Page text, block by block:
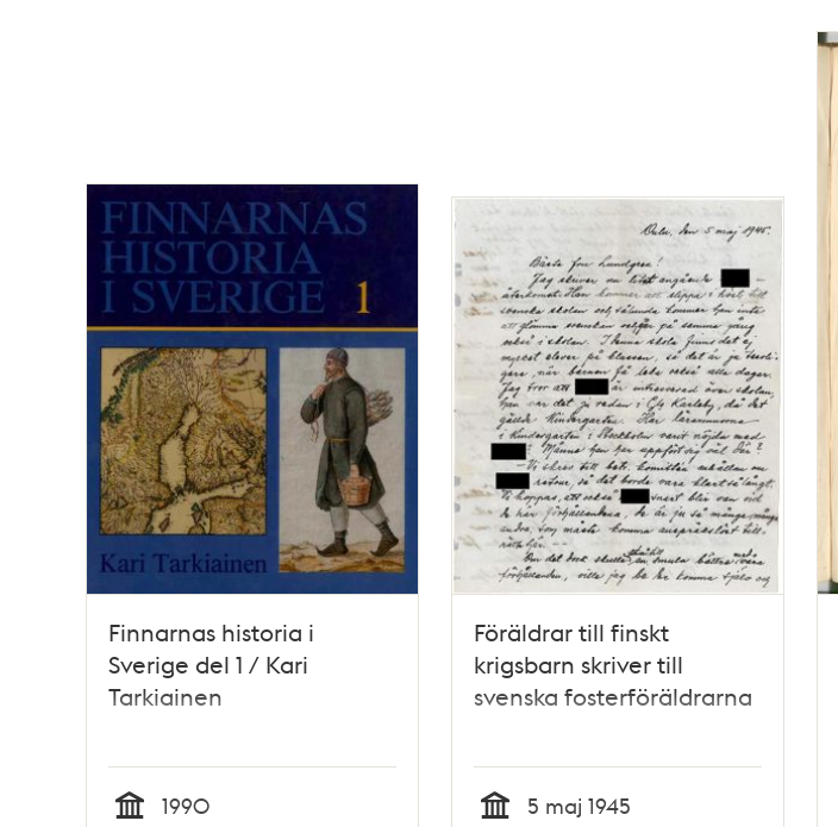
Finnarnas historia i
Sverige del 1 / Kari
Tarkiainen
1990
Föräldrar till finskt
krigsbarn skriver till
svenska fosterföräldrarna
5 maj 1945